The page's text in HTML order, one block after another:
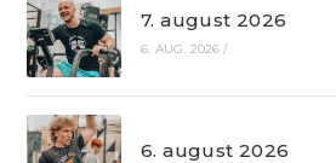
7. august 2026
6. AUG. 2026 /
6. august 2026